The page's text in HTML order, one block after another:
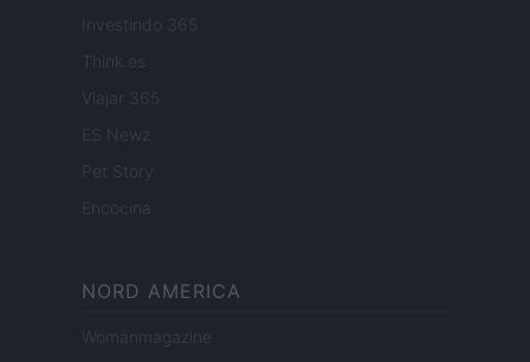
Investindo 365
Think.es
Viajar 365
ES Newz
Pet Story
Encocina
NORD AMERICA
Womanmagazine